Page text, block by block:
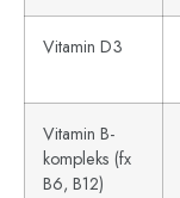
Vitamin D3
Vitamin B-
kompleks (fx
B6, B12)